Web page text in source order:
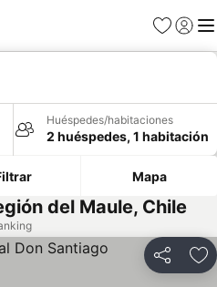
Favoritos
Iniciar
Huéspedes/habitaciones
2 huéspedes, 1 habitación
Mapa
del Maule, Chile
Compartir